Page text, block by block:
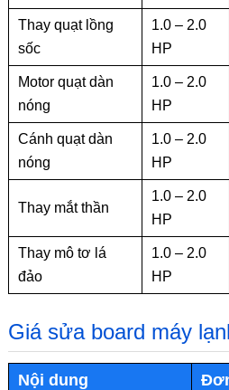
Thay quạt lồng
sốc
1.0 – 2.0
HP
Motor quạt dàn
nóng
1.0 – 2.0
HP
Cánh quạt dàn
nóng
1.0 – 2.0
HP
Thay mắt thần
1.0 – 2.0
HP
Thay mô tơ lá
đảo
1.0 – 2.0
HP
Giá sửa board máy
Nội dung